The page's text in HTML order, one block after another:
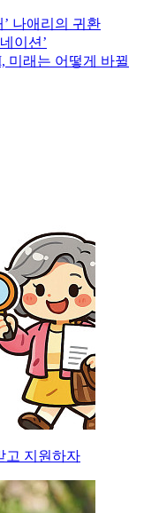
나애리의 귀환
이션’
미래는 어떻게 바뀔
고 지원하자